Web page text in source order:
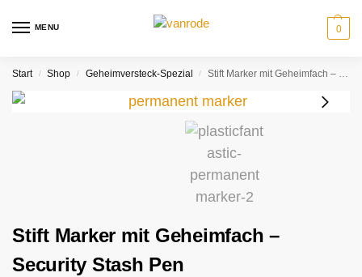
MENU 0
Start / Shop / Geheimversteck-Spezial / Stift Marker mit Geheimfach – Security Stash Pen
Stift Marker mit Geheimfach –
Security Stash Pen